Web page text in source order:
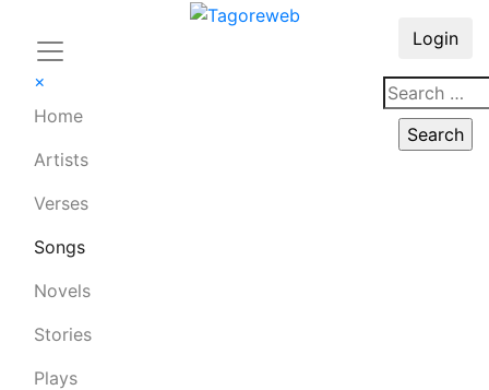
×
Home
Artists
Verses
Songs
Novels
Stories
Plays
Login